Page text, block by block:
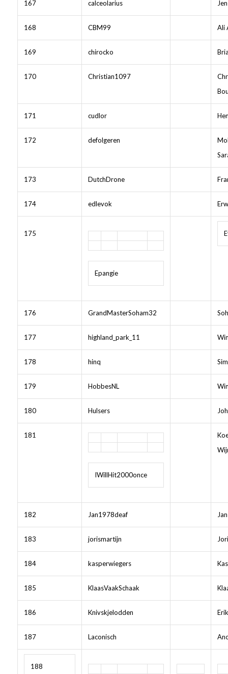
167 calceolarius
168 CBM99 Ali
169 chirocko
170 Christian1097
171 cudlor
172 defolgeren
173 DutchDrone
174 edlevok
175
Epangie
176 GrandMasterSoham32
177 highland_park_11
178 hinq
179 HobbesNL
180 Hulsers
181
IWillHit2000once
182 Jan1978deaf
183 jorismartijn
184 kasperwiegers
185 KlaasVaakSchaak
186 Knivskjelodden
187 Laconisch
188